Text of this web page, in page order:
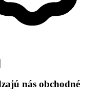
nás obchodné